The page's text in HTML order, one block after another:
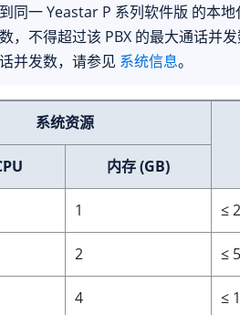
同一Yeastar P 系列软件版 的本
，不得超过该 PBX 的最大通话并
并发数，请参见 系统信息。
系统资源
内存 (GB)
1 ≤
2 ≤
4 ≤